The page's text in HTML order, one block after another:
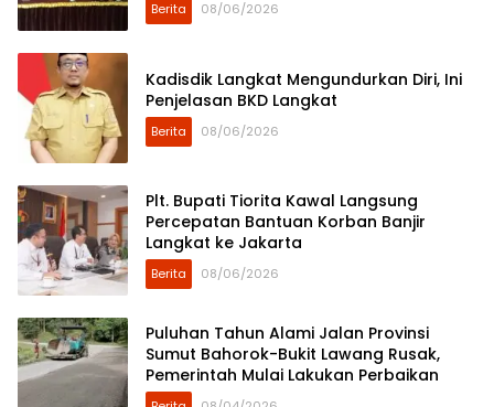
Berita 08/06/2026
Kadisdik Langkat Mengundurkan Diri, Ini
Penjelasan BKD Langkat
Berita 08/06/2026
Plt. Bupati Tiorita Kawal Langsung
Percepatan Bantuan Korban Banjir
Langkat ke Jakarta
Berita 08/06/2026
Puluhan Tahun Alami Jalan Provinsi
Sumut Bahorok-Bukit Lawang Rusak,
Pemerintah Mulai Lakukan Perbaikan